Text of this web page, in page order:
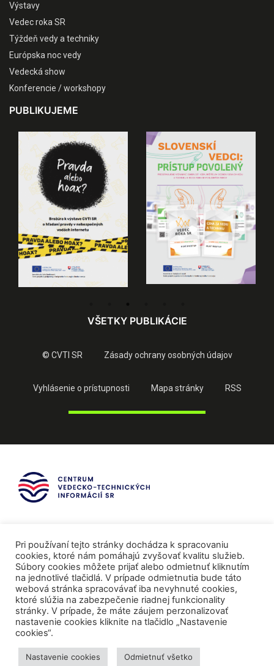
Výstavy
Vedec roka SR
Týždeň vedy a techniky
Európska noc vedy
Vedecká show
Konferencie / workshopy
PUBLIKUJEME
VŠETKY PUBLIKÁCIE
© CVTI SR Zásady ochrany osobných údajov
Vyhlásenie o prístupnosti Mapa stránky RSS
Mediálni partneri
Pri používaní tejto stránky dochádza k spracovaniu
cookies, ktoré nám pomáhajú zvyšovať kvalitu služieb.
Súbory cookies môžete prijať alebo odmietnuť kliknutím
na jednotlivé tlačidlá. V prípade odmietnutia bude táto
webová stránka spracovávať iba nevyhnuté cookies,
ktoré slúžia na zabezpečenie riadnej funkcionality
stránky. V prípade, že máte záujem perzonalizovať
nastavenie cookies kliknite na tlačidlo „Nastavenie
cookies“.
Nastavenie cookies Odmietnuť všetko